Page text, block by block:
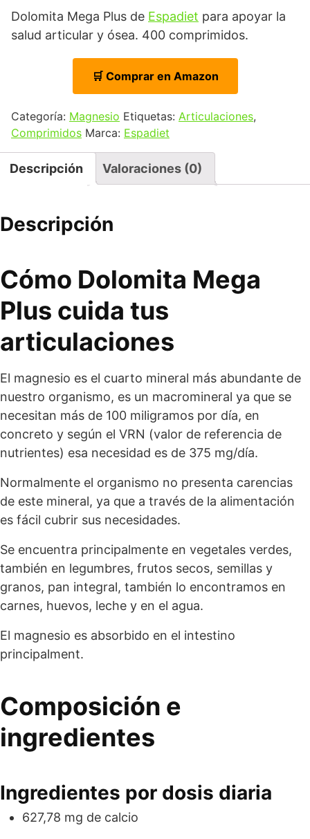
Dolomita Mega Plus de Espadiet para apoyar la
salud articular y ósea. 400 comprimidos.
🛒 Comprar en Amazon
Categoría: Magnesio Etiquetas: Articulaciones,
Comprimidos Marca: Espadiet
Descripción Valoraciones (0)
Descripción
Cómo Dolomita Mega
Plus cuida tus
articulaciones
El magnesio es el cuarto mineral más abundante de
nuestro organismo, es un macromineral ya que se
necesitan más de 100 miligramos por día, en
concreto y según el VRN (valor de referencia de
nutrientes) esa necesidad es de 375 mg/día.
Normalmente el organismo no presenta carencias
de este mineral, ya que a través de la alimentación
es fácil cubrir sus necesidades.
Se encuentra principalmente en vegetales verdes,
también en legumbres, frutos secos, semillas y
granos, pan integral, también lo encontramos en
carnes, huevos, leche y en el agua.
El magnesio es absorbido en el intestino
principalment.
Composición e
ingredientes
Ingredientes por dosis diaria
627,78 mg de calcio